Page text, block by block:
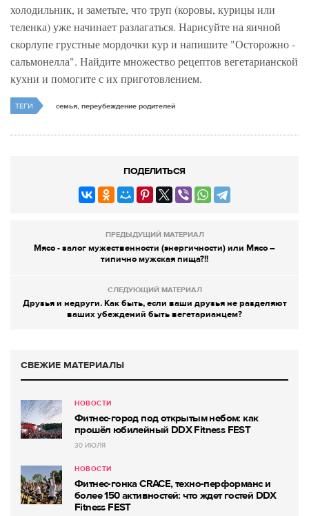
холодильник, и заметьте, что труп (коровы, курицы или
теленка) уже начинает разлагаться. Нарисуйте на яичной
скорлупе грустные мордочки кур и напишите "Осторожно -
сальмонелла". Найдите множество рецептов вегетарианской
кухни и помогите с их приготовлением.
ТЕГИ семья, переубеждение родителей
ПОДЕЛИТЬСЯ
ПРЕДЫДУЩИЙ МАТЕРИАЛ
Мясо - залог мужественности (энергичности) или Мясо –
типично мужская пища?!!
СЛЕДУЮЩИЙ МАТЕРИАЛ
Друзья и недруги. Как быть, если ваши друзья не разделяют
ваших убеждений быть вегетарианцем?
СВЕЖИЕ МАТЕРИАЛЫ
НОВОСТИ
Фитнес-город под открытым небом: как
прошёл юбилейный DDX Fitness FEST
30 ИЮЛЯ
НОВОСТИ
Фитнес-гонка CRACE, техно-перформанс и
более 150 активностей: что ждет гостей DDX
Fitness FEST